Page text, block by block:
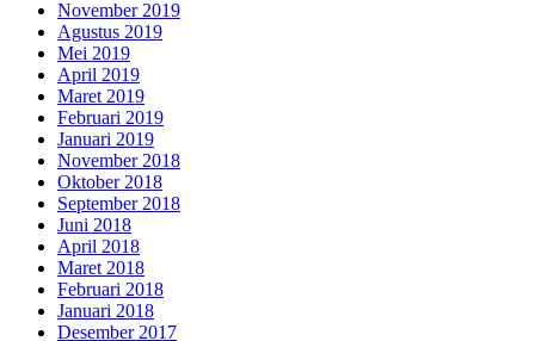
November 2019
Agustus 2019
Mei 2019
April 2019
Maret 2019
Februari 2019
Januari 2019
November 2018
Oktober 2018
September 2018
Juni 2018
April 2018
Maret 2018
Februari 2018
Januari 2018
Desember 2017